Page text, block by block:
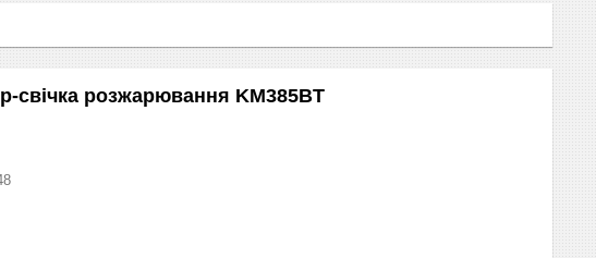
свічка розжарювання KM385BT